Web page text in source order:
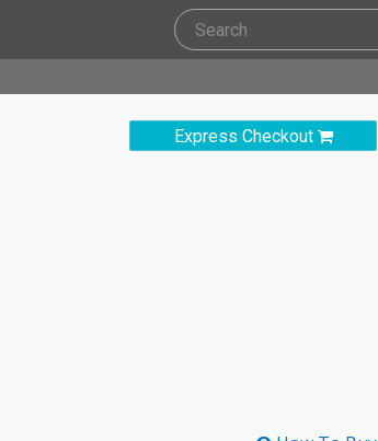
Express Checkout